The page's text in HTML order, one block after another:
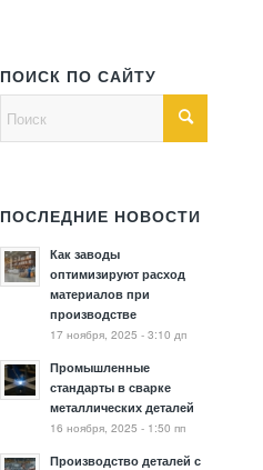
ПОИСК ПО САЙТУ
ПОСЛЕДНИЕ НОВОСТИ
Как заводы
оптимизируют расход
материалов при
производстве
17 ноября, 2025 - 3:10 дп
Промышленные
стандарты в сварке
металлических деталей
16 ноября, 2025 - 1:50 пп
Производство деталей с